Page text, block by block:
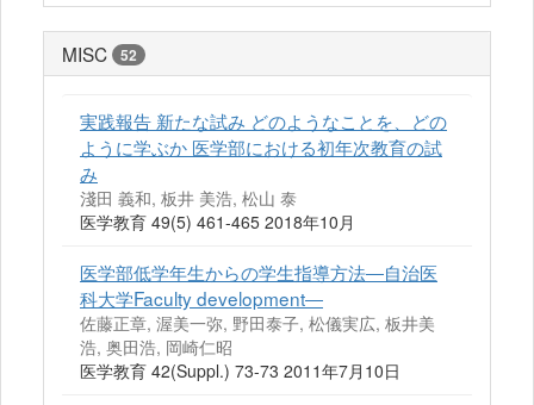
MISC 52
実践報告 新たな試み どのようなことを、どの
ように学ぶか 医学部における初年次教育の試
み
淺田 義和, 板井 美浩, 松山 泰
医学教育 49(5) 461-465 2018年10月
医学部低学年生からの学生指導方法―自治医
科大学Faculty development―
佐藤正章, 渥美一弥, 野田泰子, 松儀実広, 板井美
浩, 奥田浩, 岡崎仁昭
医学教育 42(Suppl.) 73-73 2011年7月10日